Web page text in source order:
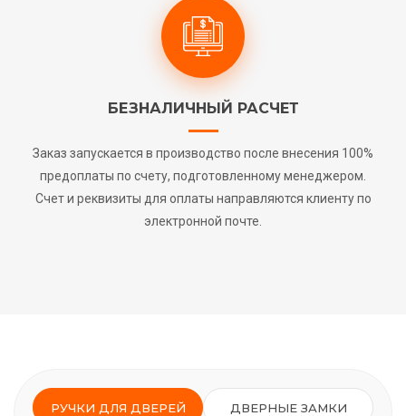
БЕЗНАЛИЧНЫЙ РАСЧЕТ
Заказ запускается в производство после внесения 100%
предоплаты по счету, подготовленному менеджером.
Счет и реквизиты для оплаты направляются клиенту по
электронной почте.
РУЧКИ ДЛЯ ДВЕРЕЙ ДВЕРНЫЕ ЗАМКИ